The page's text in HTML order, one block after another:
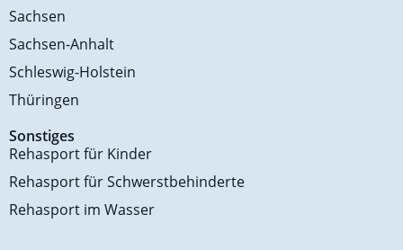
Sachsen
Sachsen-Anhalt
Schleswig-Holstein
Thüringen
Sonstiges
Rehasport für Kinder
Rehasport für Schwerstbehinderte
Rehasport im Wasser